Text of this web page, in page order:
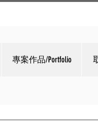
專案作品/Portfolio